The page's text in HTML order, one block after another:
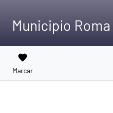
Municipio Roma
favorite
Marcar